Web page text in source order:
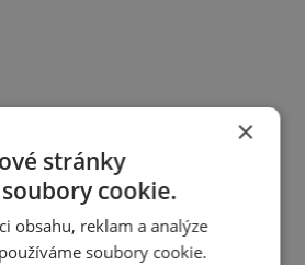
×
stránky
cookie.
obsahu, reklam a analýze
soubory cookie.